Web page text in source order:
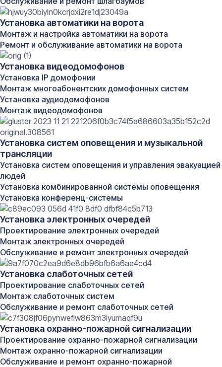
Установка автоматики на ворота
Монтаж и настройка автоматики на ворота
Ремонт и обслуживание автоматики на ворота
Установка видеодомофонов
Установка IP домофонии
Монтаж многоабонентских домофонных систем
Установка аудиодомофонов
Монтаж видеодомофонов
Установка систем оповещения и музыкальной
трансляции
Установка систем оповещения и управления эвакуацией
людей
Установка комбинированной системы оповещения
Установка конференц-системы
Установка электронных очередей
Проектирование электронных очередей
Монтаж электронных очередей
Обслуживание и ремонт электронных очередей
Установка слаботочных сетей
Проектирование слаботочных сетей
Монтаж слаботочных систем
Обслуживание и ремонт слаботочных сетей
Установка охранно-пожарной сигнализации
Проектирование охранно-пожарной сигнализации
Монтаж охранно-пожарной сигнализации
Обслуживание и ремонт охранно-пожарной
Такой метод популярен в новостройках и ремонтах
жилых помещений, поскольку улучшает эстетический
вид комнаты и защищает провода от повреждений.
Преимущества скрытой проводки:
Внешний вид помещений остается аккуратным и
современным;
Кабель защищен от механических воздействий и
внешних факторов;
Возможность прокладки большого количества
кабелей без ущерба дизайну;
Открытый монтаж кабеля
Открытая проводка выполняется поверх стен,
потолков или полов с применением защитных
кожухов, кабельных лотков или пластиковых
коробов. Данный тип монтажа широко используется
в промышленных зданиях, производственных цехах и
частных домах, где важно быстро провести
электричество и избежать дорогостоящих ремонтных
работ.
Преимущества открытой проводки:
Быстрота и легкость монтажа;
Легкий доступ к проводам для диагностики и
ремонта;
Экономичность за счёт отсутствия
необходимости разрушения поверхностей.
Выбор метода зависит от конкретных условий и
приоритетов заказчика относительно бюджета,
сроков исполнения и требований к внешнему виду
помещения.
Стоимость услуг